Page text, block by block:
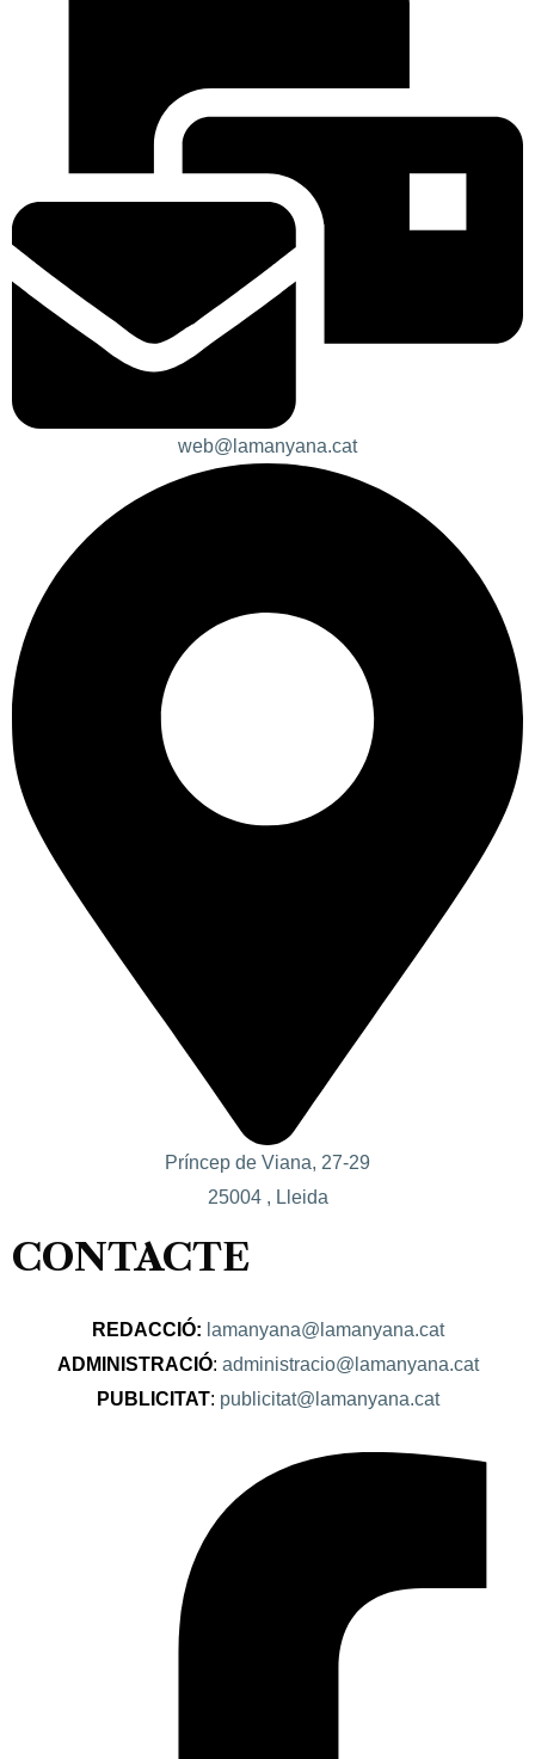
web@lamanyana.cat
Príncep de Viana, 27-29
25004 , Lleida
CONTACTE
REDACCIÓ: lamanyana@lamanyana.cat
ADMINISTRACIÓ: administracio@lamanyana.cat
PUBLICITAT: publicitat@lamanyana.cat